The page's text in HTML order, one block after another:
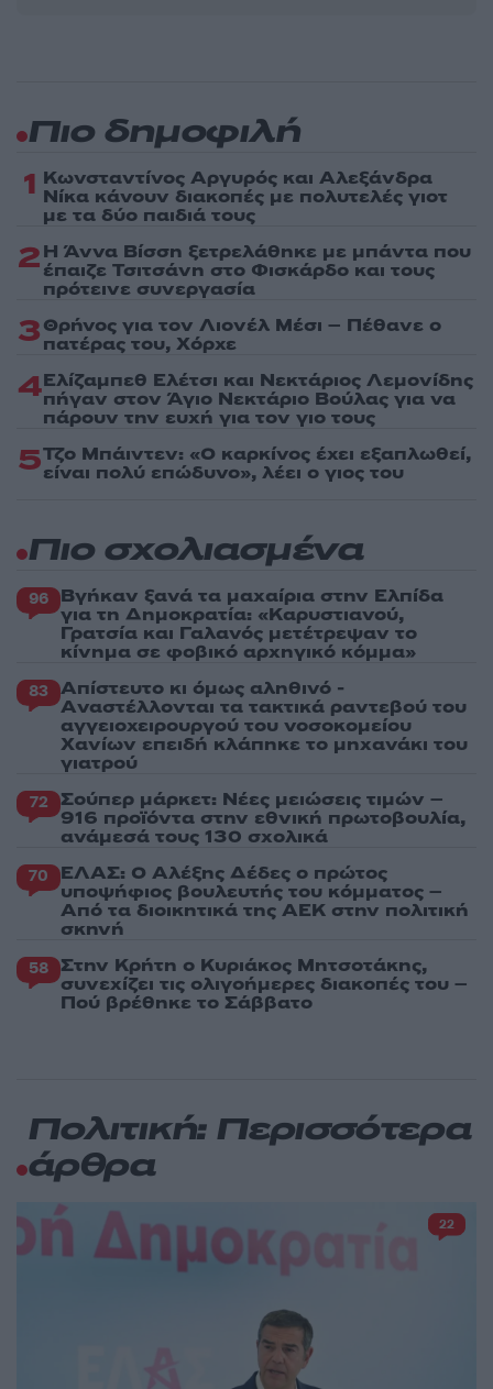
Πιο δημοφιλή
1 Κωνσταντίνος Αργυρός και Αλεξάνδρα
Νίκα κάνουν διακοπές με πολυτελές γιοτ
με τα δύο παιδιά τους
2Η Άννα Βίσση ξετρελάθηκε με μπάντα που
έπαιζε Τσιτσάνη στο Φισκάρδο και τους
πρότεινε συνεργασία
3Θρήνος για τον Λιονέλ Μέσι – Πέθανε ο
πατέρας του, Χόρχε
4Ελίζαμπεθ Ελέτσι και Νεκτάριος Λεμονίδης
πήγαν στον Άγιο Νεκτάριο Βούλας για να
πάρουν την ευχή για τον γιο τους
5Τζο Μπάιντεν: «Ο καρκίνος έχει εξαπλωθεί,
είναι πολύ επώδυνο», λέει ο γιος του
Πιο σχολιασμένα
96 Βγήκαν ξανά τα μαχαίρια στην Ελπίδα
για τη Δημοκρατία: «Καρυστιανού,
Γρατσία και Γαλανός μετέτρεψαν το
κίνημα σε φοβικό αρχηγικό κόμμα»
83 Απίστευτο κι όμως αληθινό -
Aναστέλλονται τα τακτικά ραντεβού του
αγγειοχειρουργού του νοσοκομείου
Χανίων επειδή κλάπηκε το μηχανάκι του
γιατρού
72 Σούπερ μάρκετ: Νέες μειώσεις τιμών –
916 προϊόντα στην εθνική πρωτοβουλία,
ανάμεσά τους 130 σχολικά
70 ΕΛΑΣ: Ο Αλέξης Δέδες ο πρώτος
υποψήφιος βουλευτής του κόμματος –
Από τα διοικητικά της ΑΕΚ στην πολιτική
σκηνή
58 Στην Κρήτη ο Κυριάκος Μητσοτάκης,
συνεχίζει τις ολιγοήμερες διακοπές του –
Πού βρέθηκε το Σάββατο
Πολιτική: Περισσότερα
άρθρα
22